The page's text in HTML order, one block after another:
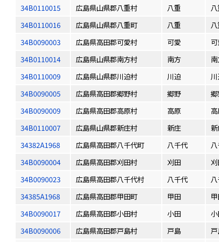
34B0110015
広島県山県郡八重村 八重
34B0110016
広島県山県郡八重町 八重
34B0090003
広島県高田郡可愛村 可愛
34B0110014
広島県山県郡南方村 南方
34B0110009
広島県山県郡川迫村 川迫
34B0090005
広島県高田郡郷野村 郷野
34B0090009
広島県高田郡高原村 高原
34B0110007
広島県山県郡新庄村 新庄
34382A1968
広島県高田郡八千代町 八千代
34B0090004
広島県高田郡刈田村 刈田
34B0090023
広島県高田郡八千代村 八千代
34385A1968
広島県高田郡甲田町 甲田
34B0090017
広島県高田郡小田村 小田
34B0090006
広島県高田郡戸島村 戸島